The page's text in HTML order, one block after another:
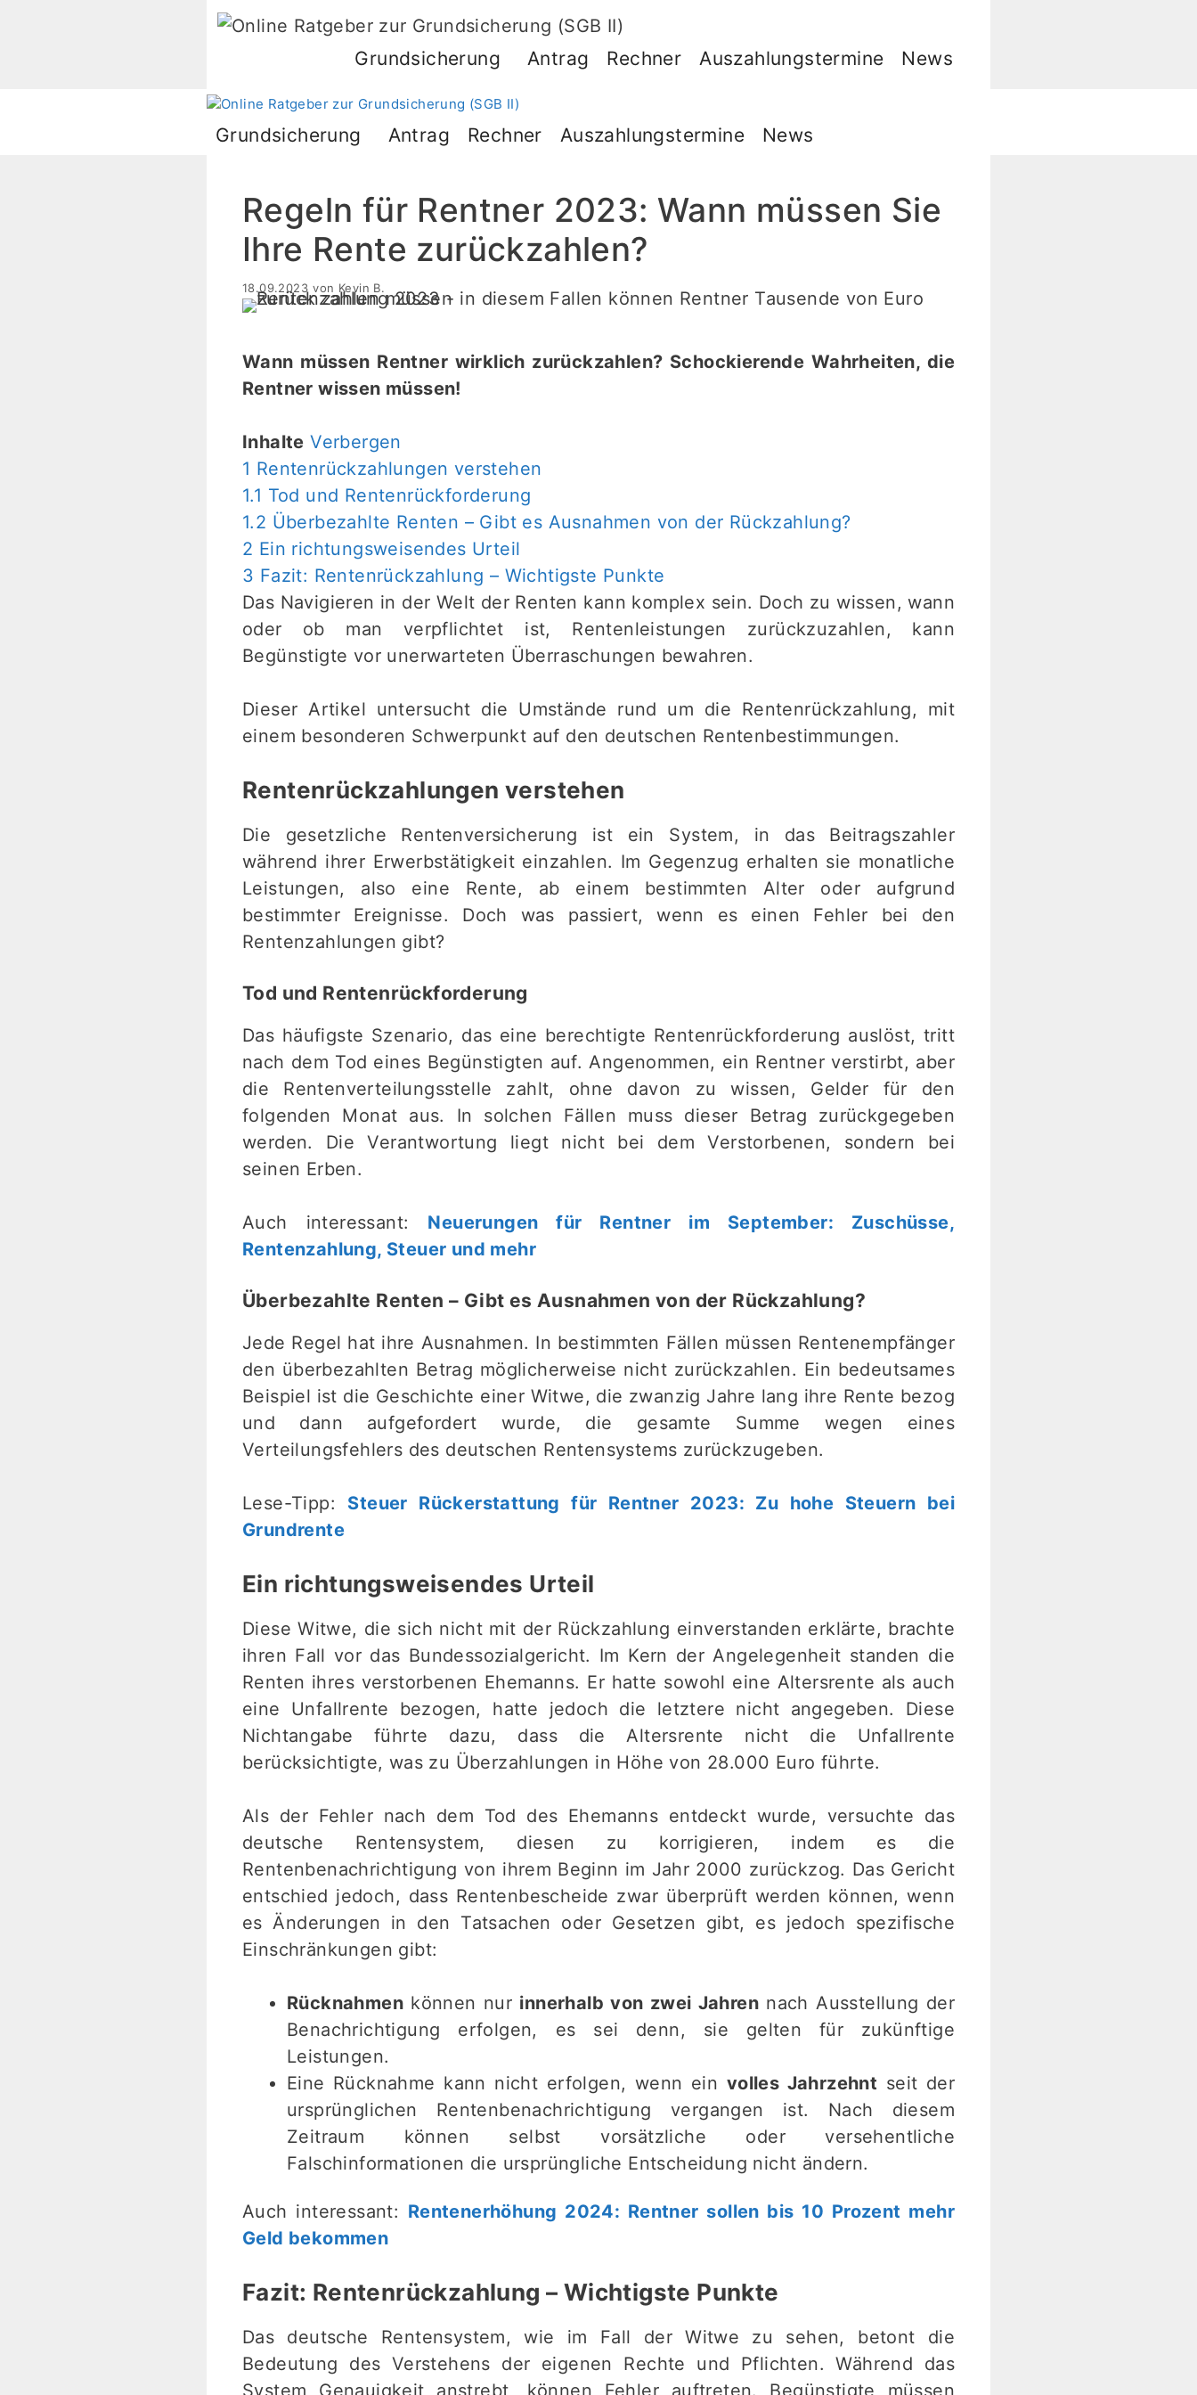
Grundsicherung Antrag Rechner Auszahlungstermine News
Grundsicherung Antrag Rechner Auszahlungstermine News
Regeln für Rentner 2023: Wann müssen Sie
Ihre Rente zurückzahlen?
18.09.2023 von Kevin B.
Wann müssen Rentner wirklich zurückzahlen? Schockierende Wahrheiten, die
Rentner wissen müssen!
Inhalte Verbergen
1 Rentenrückzahlungen verstehen
1.1 Tod und Rentenrückforderung
1.2 Überbezahlte Renten – Gibt es Ausnahmen von der Rückzahlung?
2 Ein richtungsweisendes Urteil
3 Fazit: Rentenrückzahlung – Wichtigste Punkte
Das Navigieren in der Welt der Renten kann komplex sein. Doch zu wissen, wann
oder ob man verpflichtet ist, Rentenleistungen zurückzuzahlen, kann
Begünstigte vor unerwarteten Überraschungen bewahren.
Dieser Artikel untersucht die Umstände rund um die Rentenrückzahlung, mit
einem besonderen Schwerpunkt auf den deutschen Rentenbestimmungen.
Rentenrückzahlungen verstehen
Die gesetzliche Rentenversicherung ist ein System, in das Beitragszahler
während ihrer Erwerbstätigkeit einzahlen. Im Gegenzug erhalten sie monatliche
Leistungen, also eine Rente, ab einem bestimmten Alter oder aufgrund
bestimmter Ereignisse. Doch was passiert, wenn es einen Fehler bei den
Rentenzahlungen gibt?
Tod und Rentenrückforderung
Das häufigste Szenario, das eine berechtigte Rentenrückforderung auslöst, tritt
nach dem Tod eines Begünstigten auf. Angenommen, ein Rentner verstirbt, aber
die Rentenverteilungsstelle zahlt, ohne davon zu wissen, Gelder für den
folgenden Monat aus. In solchen Fällen muss dieser Betrag zurückgegeben
werden. Die Verantwortung liegt nicht bei dem Verstorbenen, sondern bei
seinen Erben.
Auch interessant: Neuerungen für Rentner im September: Zuschüsse,
Rentenzahlung, Steuer und mehr
Überbezahlte Renten – Gibt es Ausnahmen von der Rückzahlung?
Jede Regel hat ihre Ausnahmen. In bestimmten Fällen müssen Rentenempfänger
den überbezahlten Betrag möglicherweise nicht zurückzahlen. Ein bedeutsames
Beispiel ist die Geschichte einer Witwe, die zwanzig Jahre lang ihre Rente bezog
und dann aufgefordert wurde, die gesamte Summe wegen eines
Verteilungsfehlers des deutschen Rentensystems zurückzugeben.
Lese-Tipp: Steuer Rückerstattung für Rentner 2023: Zu hohe Steuern bei
Grundrente
Ein richtungsweisendes Urteil
Diese Witwe, die sich nicht mit der Rückzahlung einverstanden erklärte, brachte
ihren Fall vor das Bundessozialgericht. Im Kern der Angelegenheit standen die
Renten ihres verstorbenen Ehemanns. Er hatte sowohl eine Altersrente als auch
eine Unfallrente bezogen, hatte jedoch die letztere nicht angegeben. Diese
Nichtangabe führte dazu, dass die Altersrente nicht die Unfallrente
berücksichtigte, was zu Überzahlungen in Höhe von 28.000 Euro führte.
Als der Fehler nach dem Tod des Ehemanns entdeckt wurde, versuchte das
deutsche Rentensystem, diesen zu korrigieren, indem es die
Rentenbenachrichtigung von ihrem Beginn im Jahr 2000 zurückzog. Das Gericht
entschied jedoch, dass Rentenbescheide zwar überprüft werden können, wenn
es Änderungen in den Tatsachen oder Gesetzen gibt, es jedoch spezifische
Einschränkungen gibt:
Rücknahmen können nur innerhalb von zwei Jahren nach Ausstellung der
Benachrichtigung erfolgen, es sei denn, sie gelten für zukünftige
Leistungen.
Eine Rücknahme kann nicht erfolgen, wenn ein volles Jahrzehnt seit der
ursprünglichen Rentenbenachrichtigung vergangen ist. Nach diesem
Zeitraum können selbst vorsätzliche oder versehentliche
Falschinformationen die ursprüngliche Entscheidung nicht ändern.
Auch interessant: Rentenerhöhung 2024: Rentner sollen bis 10 Prozent mehr
Geld bekommen
Fazit: Rentenrückzahlung – Wichtigste Punkte
Das deutsche Rentensystem, wie im Fall der Witwe zu sehen, betont die
Bedeutung des Verstehens der eigenen Rechte und Pflichten. Während das
System Genauigkeit anstrebt, können Fehler auftreten. Begünstigte müssen